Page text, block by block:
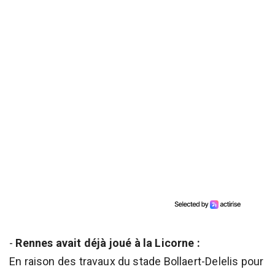
- Rennes avait déjà joué à la Licorne :
En raison des travaux du stade Bollaert-Delelis pour